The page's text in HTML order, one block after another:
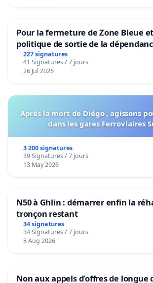
Pour la fermeture de Zone Bleue
politique de sortie de la
227 signatures
41 Signatures / 7 jours
26 Jul 2026
Après la mort de Diégo , agissons
dans les gares Ferroviaires
3 200 signatures
39 Signatures / 7 jours
13 May 2026
N50 à Ghlin : démarrer enfin la
tronçon restant
34 signatures
34 Signatures / 7 jours
8 Aug 2026
Non aux appels d’offres de longue